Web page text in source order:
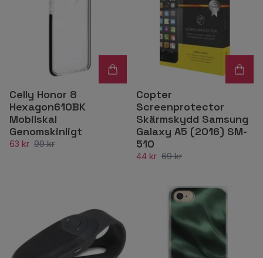
Celly Honor 8
Hexagon610BK
Mobilskal
Genomskinligt
63 kr 99 kr
Copter
Screenprotector
Skärmskydd Samsung
Galaxy A5 (2016) SM-
510
44 kr 69 kr